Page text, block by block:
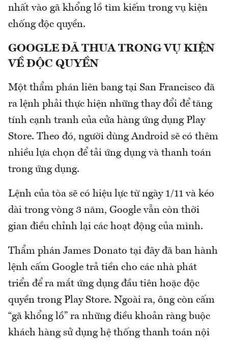
nhất vào gã khổng lồ tìm kiếm trong vụ kiện
chống độc quyền.
GOOGLE ĐÃ THUA TRONG VỤ KIỆN
VỀ ĐỘC QUYỀN
Một thẩm phán liên bang tại San Francisco đã
ra lệnh phải thực hiện những thay đổi để tăng
tính cạnh tranh của cửa hàng ứng dụng Play
Store. Theo đó, người dùng Android sẽ có thêm
nhiều lựa chọn để tải ứng dụng và thanh toán
trong ứng dụng.
Lệnh của tòa sẽ có hiệu lực từ ngày 1/11 và kéo
dài trong vòng 3 năm, Google vẫn còn thời
gian điều chỉnh lại các hoạt động của mình.
Thẩm phán James Donato tại đây đã ban hành
lệnh cấm Google trả tiền cho các nhà phát
triển để ra mắt ứng dụng đầu tiên hoặc độc
quyền trong Play Store. Ngoài ra, ông còn cấm
“gã khổng lồ” ra những điều khoản ràng buộc
khách hàng sử dụng hệ thống thanh toán nội